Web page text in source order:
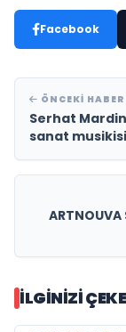
Facebook
ÖNCEKI HABER
Serhat
sanat
İLGINIZI